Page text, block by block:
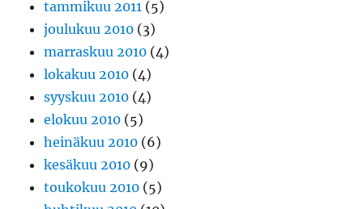
tammikuu 2011 (5)
joulukuu 2010 (3)
marraskuu 2010 (4)
lokakuu 2010 (4)
syyskuu 2010 (4)
elokuu 2010 (5)
heinäkuu 2010 (6)
kesäkuu 2010 (9)
toukokuu 2010 (5)